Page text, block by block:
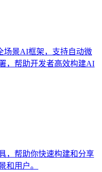
场景AI框架，支持自动微
，帮助开发者高效构建AI
，帮助你快速构建和分享
和用户。